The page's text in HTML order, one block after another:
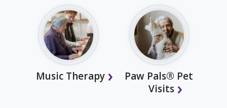
Music Therapy
Paw Pals® Pet
Visits